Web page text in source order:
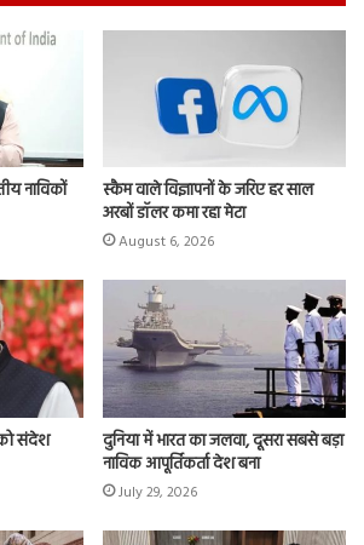
नाविकों
स्कैम वाले विज्ञापनों के जरिए हर साल
अरबों डॉलर कमा रहा मेटा
August 6, 2026
संदेश
दुनिया में भारत का जलवा, दूसरा सबसे बड़ा
नाविक आपूर्तिकर्ता देश बना
July 29, 2026